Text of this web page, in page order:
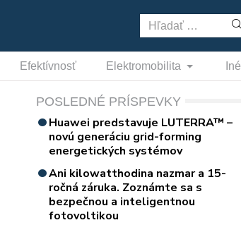
Hľadať:
Efektívnosť Elektromobilita Iné
POSLEDNÉ PRÍSPEVKY
Huawei predstavuje LUTERRA™ –
novú generáciu grid-forming
energetických systémov
Ani kilowatthodina nazmar a 15-
ročná záruka. Zoznámte sa s
bezpečnou a inteligentnou
fotovoltikou